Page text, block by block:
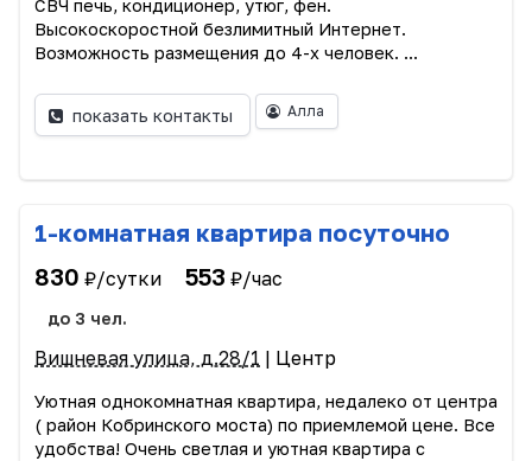
СВЧ печь, кондиционер, утюг, фен.
Высокоскоростной безлимитный Интернет.
Возможность размещения до 4-х человек. ...
показать контакты Алла
1-комнатная квартира посуточно
830 ₽/сутки 553 ₽/час
до 3 чел.
Вишневая улица, д.28/1 | Центр
Уютная однокомнатная квартира, недалеко от центра
( район Кобринского моста) по приемлемой цене. Все
удобства! Очень светлая и уютная квартира с